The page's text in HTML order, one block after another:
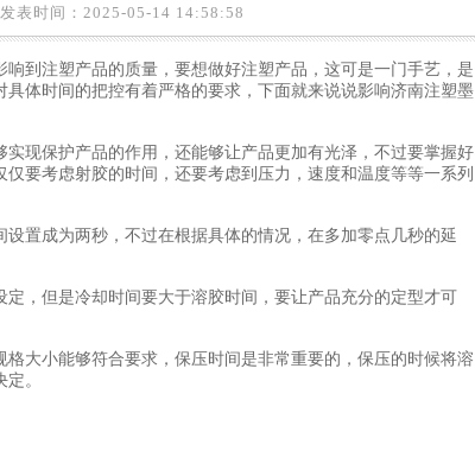
表时间：2025-05-14 14:58:58
到注塑产品的质量，要想做好注塑产品，这可是一门手艺，是
体时间的把控有着严格的要求，下面就来说说影响济南注塑墨
现保护产品的作用，还能够让产品更加有光泽，不过要掌握好
要考虑射胶的时间，还要考虑到压力，速度和温度等等一系列
置成为两秒，不过在根据具体的情况，在多加零点几秒的延
，但是冷却时间要大于溶胶时间，要让产品充分的定型才可
大小能够符合要求，保压时间是非常重要的，保压的时候将溶
。